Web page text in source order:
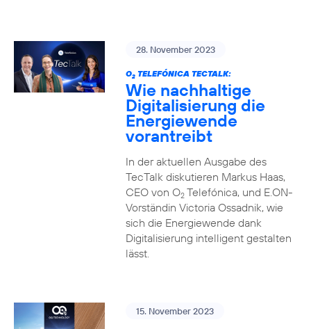
28. November 2023
O2TELEFÓNICA TECTALK:
Wie nachhaltige
Digitalisierung die
Energiewende
vorantreibt
In der aktuellen Ausgabe des
TecTalk diskutieren Markus Haas,
CEO von O2Telefónica, und E.ON-
Vorständin Victoria Ossadnik, wie
sich die Energiewende dank
Digitalisierung intelligent gestalten
lässt.
15. November 2023